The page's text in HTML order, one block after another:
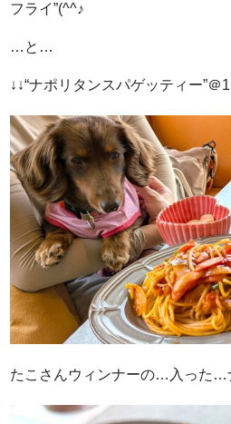
フライ”(^^♪
…と…
↓↓“ナポリタンスパゲッティー”＠
たこさんウィンナーの…入った